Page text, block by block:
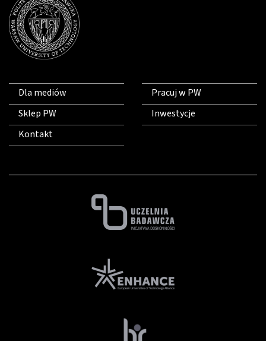
Dla mediów
Sklep PW
Kontakt
Pracuj w PW
Inwestycje